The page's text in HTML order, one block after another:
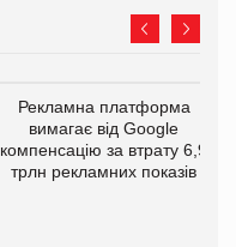
Рекламна платформа
вимагає від Google
компенсацію за втрату 6,9
трлн рекламних показів